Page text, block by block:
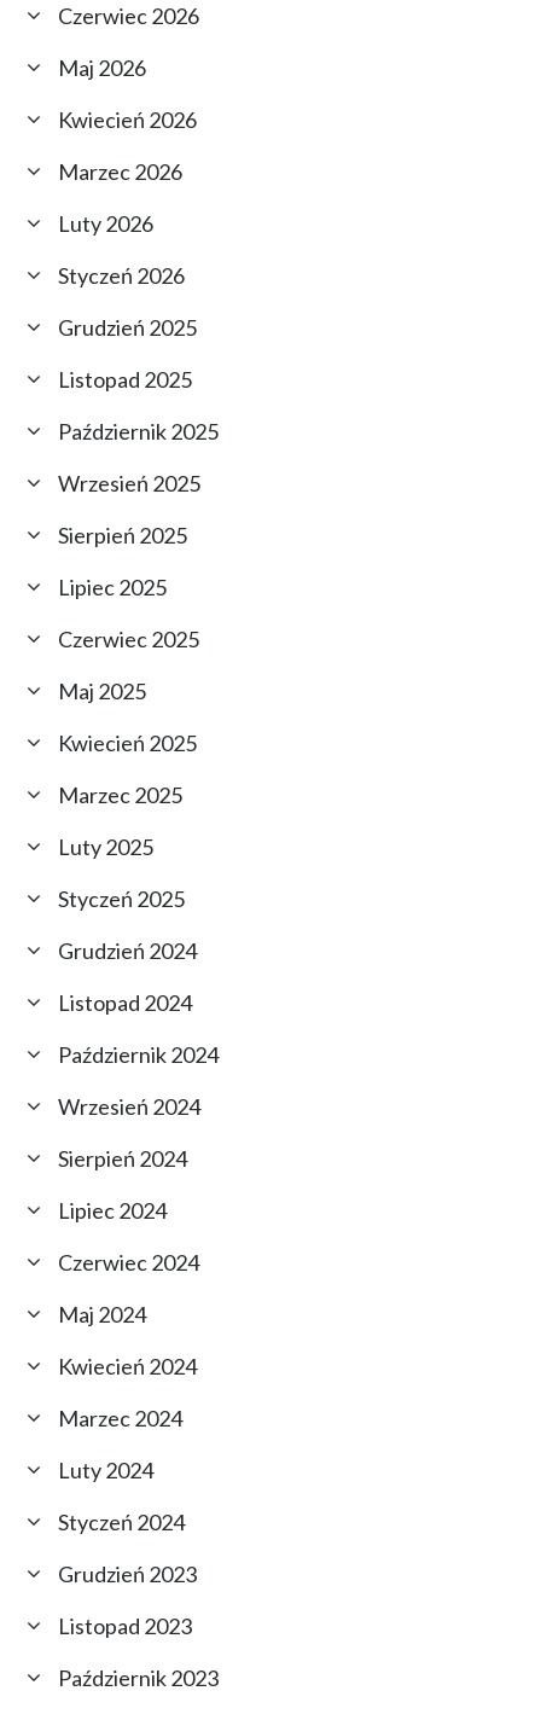
Czerwiec 2026
Maj 2026
Kwiecień 2026
Marzec 2026
Luty 2026
Styczeń 2026
Grudzień 2025
Listopad 2025
Październik 2025
Wrzesień 2025
Sierpień 2025
Lipiec 2025
Czerwiec 2025
Maj 2025
Kwiecień 2025
Marzec 2025
Luty 2025
Styczeń 2025
Grudzień 2024
Listopad 2024
Październik 2024
Wrzesień 2024
Sierpień 2024
Lipiec 2024
Czerwiec 2024
Maj 2024
Kwiecień 2024
Marzec 2024
Luty 2024
Styczeń 2024
Grudzień 2023
Listopad 2023
Październik 2023